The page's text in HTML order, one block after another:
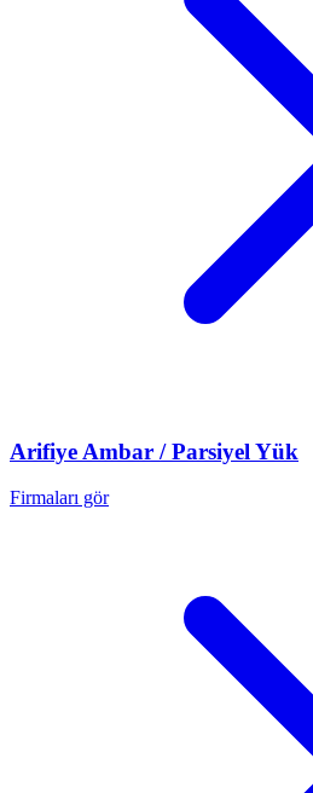
Arifiye Ambar / Parsiyel Yük
Firmaları gör